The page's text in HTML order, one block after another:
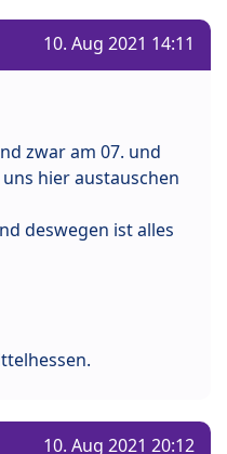
10. Aug 2021 14:11
zwar am 07. und
hier austauschen
deswegen ist alles
10. Aug 2021 20:12